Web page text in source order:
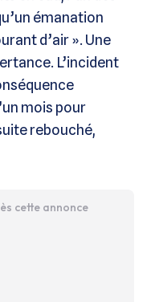
émanation
d’air ». Une
L’incident
mois pour
rebouché,
cette annonce